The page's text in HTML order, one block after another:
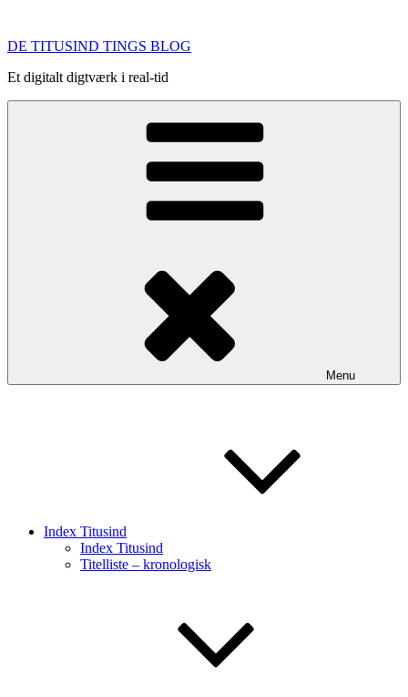
indhold
DE TITUSIND TINGS BLOG
Et digitalt digtværk i real-tid
Menu
Index Titusind
Index Titusind
Titelliste – kronologisk